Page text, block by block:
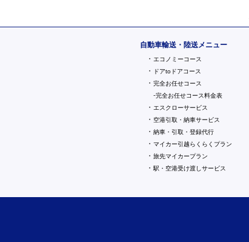
自動車輸送・陸送メニュー
・ エコノミーコース
・ ドアtoドアコース
・ 完全お任せコース
-完全お任せコース料金表
・ エスクローサービス
・ 空港引取・納車サービス
・ 納車・引取・登録代行
・ マイカー引越らくらくプラン
・ 旅先マイカープラン
・駅・空港受け渡しサービス